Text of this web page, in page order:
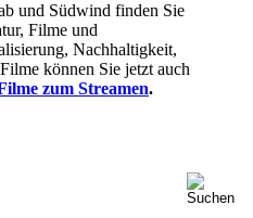
und Südwind finden Sie
Filme und
Nachhaltigkeit,
können Sie jetzt auch
zum Streamen.